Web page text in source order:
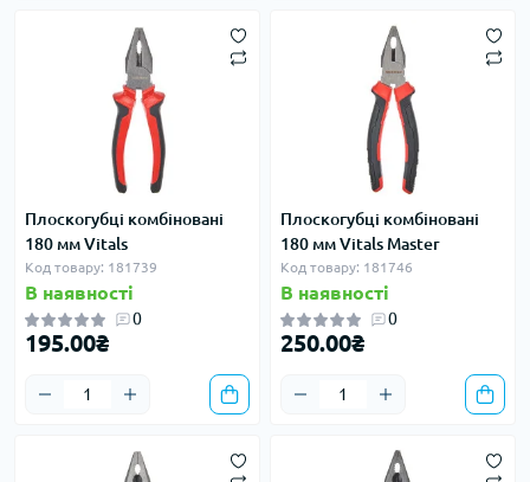
Плоскогубці комбіновані
180 мм Vitals
Код товару: 181739
В наявності
0
195.00₴
Плоскогубці комбіновані
180 мм Vitals Master
Код товару: 181746
В наявності
0
250.00₴